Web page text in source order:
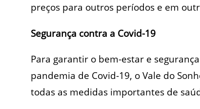
preços para outros períodos e em
Segurança contra a Covid-19
Para garantir o bem-estar e
pandemia de Covid-19, o Vale do
todas as medidas importantes de